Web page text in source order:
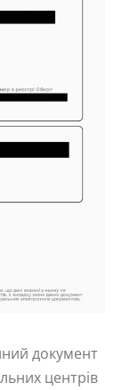
документ
центрів